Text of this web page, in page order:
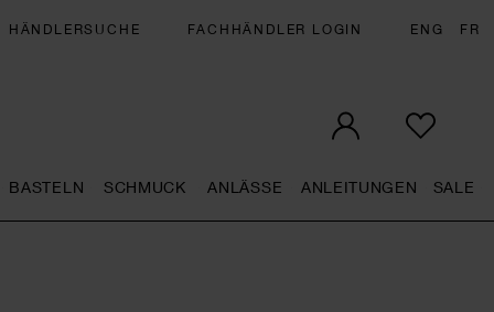
HÄNDLERSUCHE FACHHÄNDLER LOGIN ENG FR
BASTELN SCHMUCK ANLÄSSE ANLEITUNGEN SALE